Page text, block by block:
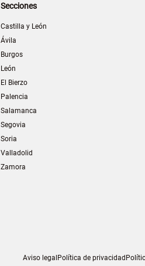
Secciones
Castilla y León
Ávila
Burgos
León
El Bierzo
Palencia
Salamanca
Segovia
Soria
Valladolid
Zamora
Aviso legal Política de privacidad